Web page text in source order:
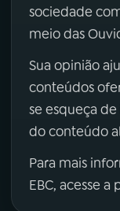
sociedade
meio das
Sua opinião
conteúdos
se esqueça
do conteúdo
Para mais
EBC, acesse